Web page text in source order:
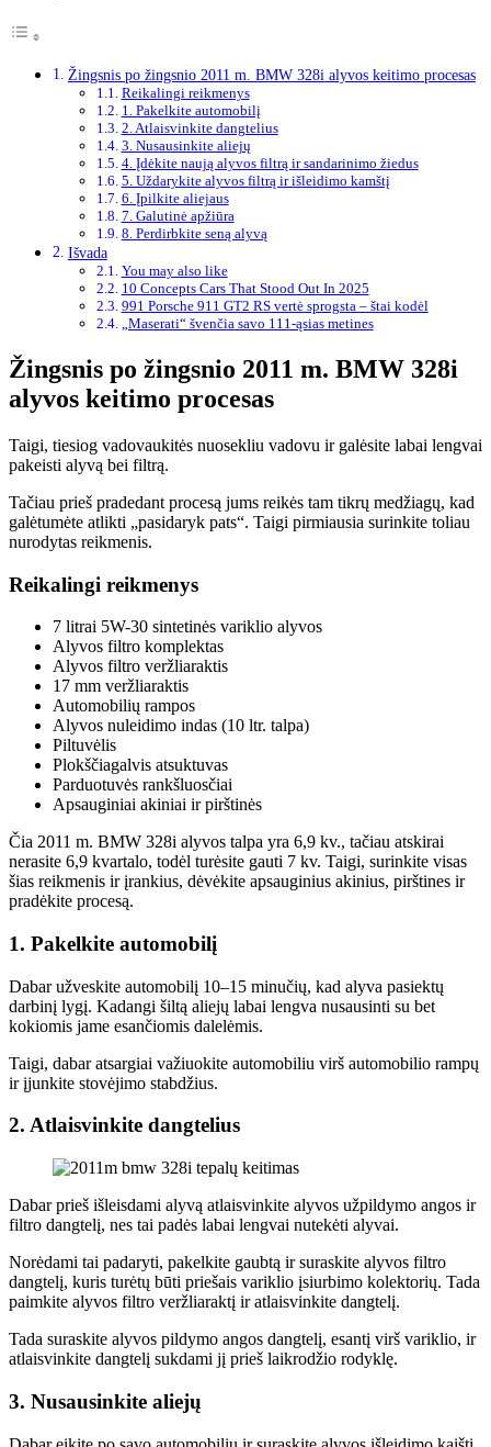
Žingsnis po žingsnio 2011 m. BMW 328i alyvos keitimo procesas
Reikalingi reikmenys
1. Pakelkite automobilį
2. Atlaisvinkite dangtelius
3. Nusausinkite aliejų
4. Įdėkite naują alyvos filtrą ir sandarinimo žiedus
5. Uždarykite alyvos filtrą ir išleidimo kamštį
6. Įpilkite aliejaus
7. Galutinė apžiūra
8. Perdirbkite seną alyvą
Išvada
You may also like
10 Concepts Cars That Stood Out In 2025
991 Porsche 911 GT2 RS vertė sprogsta – štai kodėl
„Maserati“ švenčia savo 111-ąsias metines
Žingsnis po žingsnio 2011 m. BMW 328i
alyvos keitimo procesas
Taigi, tiesiog vadovaukitės nuosekliu vadovu ir galėsite labai lengvai
pakeisti alyvą bei filtrą.
Tačiau prieš pradedant procesą jums reikės tam tikrų medžiagų, kad
galėtumėte atlikti „pasidaryk pats“. Taigi pirmiausia surinkite toliau
nurodytas reikmenis.
Reikalingi reikmenys
7 litrai 5W-30 sintetinės variklio alyvos
Alyvos filtro komplektas
Alyvos filtro veržliaraktis
17 mm veržliaraktis
Automobilių rampos
Alyvos nuleidimo indas (10 ltr. talpa)
Piltuvėlis
Plokščiagalvis atsuktuvas
Parduotuvės rankšluosčiai
Apsauginiai akiniai ir pirštinės
Čia 2011 m. BMW 328i alyvos talpa yra 6,9 kv., tačiau atskirai
nerasite 6,9 ​​kvartalo, todėl turėsite gauti 7 kv. Taigi, surinkite visas
šias reikmenis ir įrankius, dėvėkite apsauginius akinius, pirštines ir
pradėkite procesą.
1. Pakelkite automobilį
Dabar užveskite automobilį 10–15 minučių, kad alyva pasiektų
darbinį lygį. Kadangi šiltą aliejų labai lengva nusausinti su bet
kokiomis jame esančiomis dalelėmis.
Taigi, dabar atsargiai važiuokite automobiliu virš automobilio rampų
ir įjunkite stovėjimo stabdžius.
2. Atlaisvinkite dangtelius
Dabar prieš išleisdami alyvą atlaisvinkite alyvos užpildymo angos ir
filtro dangtelį, nes tai padės labai lengvai nutekėti alyvai.
Norėdami tai padaryti, pakelkite gaubtą ir suraskite alyvos filtro
dangtelį, kuris turėtų būti priešais variklio įsiurbimo kolektorių. Tada
paimkite alyvos filtro veržliaraktį ir atlaisvinkite dangtelį.
Tada suraskite alyvos pildymo angos dangtelį, esantį virš variklio, ir
atlaisvinkite dangtelį sukdami jį prieš laikrodžio rodyklę.
3. Nusausinkite aliejų